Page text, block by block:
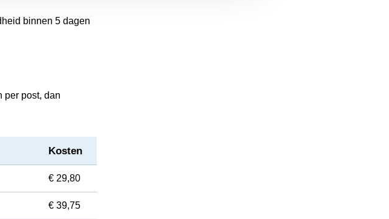
binnen 5 dagen
per post, dan
Kosten
€ 29,80
€ 39,75